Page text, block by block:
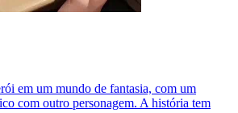
em um mundo de fantasia, com um
com outro personagem. A história tem